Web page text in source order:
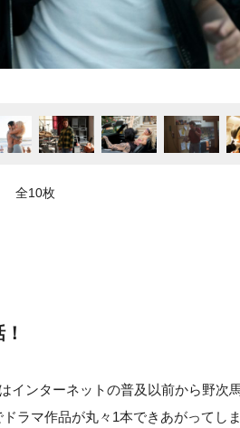
全10枚
インターネットの普及以前から野次
ラマ作品が丸々1本できあがってし